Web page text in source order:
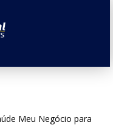
Meu Negócio para